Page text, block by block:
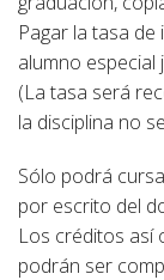
Pagar la tasa
alumno especial
(La tasa será
la disciplina no
Sólo podrá
por escrito del
Los créditos así
podrán ser